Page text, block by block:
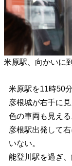
米原駅、向かいに
米原駅を11時50
彦根城が右手に
色の車両も見え
彦根駅出発して
いない。
能登川駅を過ぎ